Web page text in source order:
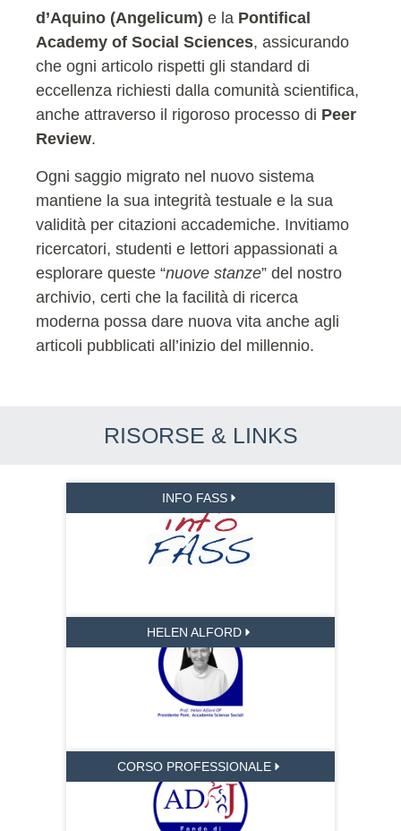
d’Aquino (Angelicum) e la Pontifical
Academy of Social Sciences, assicurando
che ogni articolo rispetti gli standard di
eccellenza richiesti dalla comunità scientifica,
anche attraverso il rigoroso processo di Peer
Review.
Ogni saggio migrato nel nuovo sistema
mantiene la sua integrità testuale e la sua
validità per citazioni accademiche. Invitiamo
ricercatori, studenti e lettori appassionati a
esplorare queste “nuove stanze” del nostro
archivio, certi che la facilità di ricerca
moderna possa dare nuova vita anche agli
articoli pubblicati all’inizio del millennio.
RISORSE & LINKS
INFO FASS
HELEN ALFORD
CORSO PROFESSIONALE